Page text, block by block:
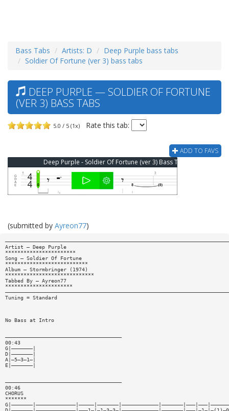
Bass Tabs Artists: D
Deep Purple bass tabs
Soldier Of Fortune (ver 3) bass tabs
DEEP PURPLE — SOLDIER OF FORTUNE
(VER 3) BASS TABS
5.0 / 5 (1x) Rate this tab:
ADD TO FAVS
Deep Purple - Soldier Of Fortune (ver 3) Bass Tab
(submitted by Ayreon77)
Artist — Deep Purple
***********************
Song — Soldier Of Fortune
***************************
Album — Stormbringer (1974)
*****************************
Tabbed By — Ayreon77
**********************
Tuning = Standard
No Bass at Intro
——————————————————————————————————————
00:43
G|———————|
D|———————|
A|—5—3—1—|
E|———————|
——————————————————————————————————————
00:46
CHORUS
*******